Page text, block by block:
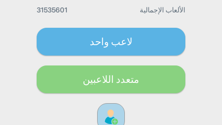
الألعاب الإجمالية 31535601
لاعب واحد
متعدد اللاعبين